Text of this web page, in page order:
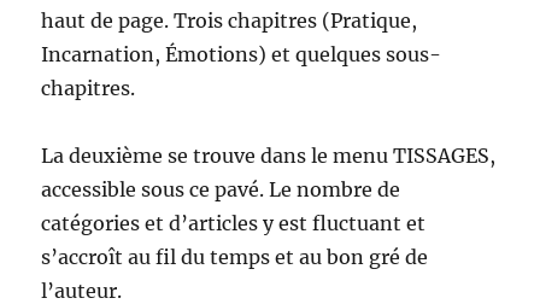
haut de page. Trois chapitres (Pratique,
Incarnation, Émotions) et quelques sous-
chapitres.
La deuxième se trouve dans le menu TISSAGES,
accessible sous ce pavé. Le nombre de
catégories et d’articles y est fluctuant et
s’accroît au fil du temps et au bon gré de
l’auteur.